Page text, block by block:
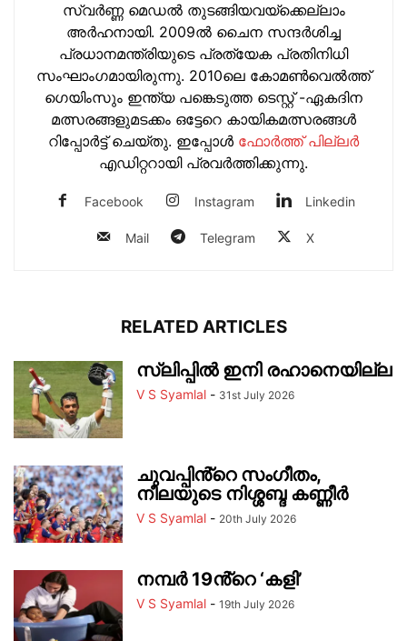
സ്വര്‍ണ്ണ മെഡല്‍ തുടങ്ങിയവയ്‌ക്കെല്ലാം
അര്‍ഹനായി. 2009ല്‍ ചൈന സന്ദര്‍ശിച്ച
പ്രധാനമന്ത്രിയുടെ പ്രത്യേക പ്രതിനിധി
സംഘാംഗമായിരുന്നു. 2010ലെ കോമണ്‍വെല്‍ത്ത്
ഗെയിംസും ഇന്ത്യ പങ്കെടുത്ത ടെസ്റ്റ് -ഏകദിന
മത്സരങ്ങളുമടക്കം ഒട്ടേറെ കായികമത്സരങ്ങള്‍
റിപ്പോര്‍ട്ട് ചെയ്തു. ഇപ്പോള്‍ ഫോ‍ർത്ത് പില്ല‍ർ
എഡിറ്ററായി പ്രവ‍ർത്തിക്കുന്നു.
Facebook Instagram Linkedin
Mail Telegram X
RELATED ARTICLES
സ്ലിപ്പിൽ ഇനി രഹാനെയില്ല
V S Syamlal - 31st July 2026
ചുവപ്പിൻ്റെ സംഗീതം,
നീലയുടെ നിശ്ശബ്ദ കണ്ണീർ
V S Syamlal - 20th July 2026
നമ്പർ 19ൻ്റെ ‘കളി’
V S Syamlal - 19th July 2026